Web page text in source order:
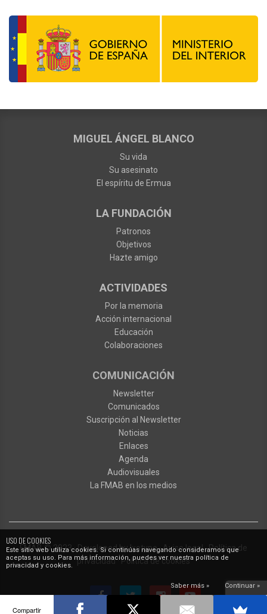
USO DE COOKIES
Este sitio web utiliza cookies. Si continúas navegando consideramos que
aceptas su uso. Para más información, puedes ver nuestra política de
privacidad y cookies.
Saber más » Continuar »
MIGUEL ÁNGEL BLANCO
Su vida
Su asesinato
El espíritu de Ermua
LA FUNDACIÓN
Patronos
Objetivos
Hazte amigo
ACTIVIDADES
Por la memoria
Acción internacional
Educación
Colaboraciones
COMUNICACIÓN
Newsletter
Comunicados
Suscripción al Newsletter
Noticias
Enlaces
Agenda
Audiovisuales
La FMAB en los medios
FMAB© 2023·Developed byIxotype·Aviso legal·Política de
privacidad·Política de cookies
Compartir